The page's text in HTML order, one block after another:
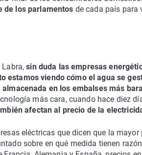
de los parlamentos de cada país para
Labra,sin duda las empresas
estamos viendo cómo el agua se
almacenada en los embalses más
más cara, cuando hace diez
afectan al precio de la
eléctricas que dicen que la
sobre en qué medida tienen